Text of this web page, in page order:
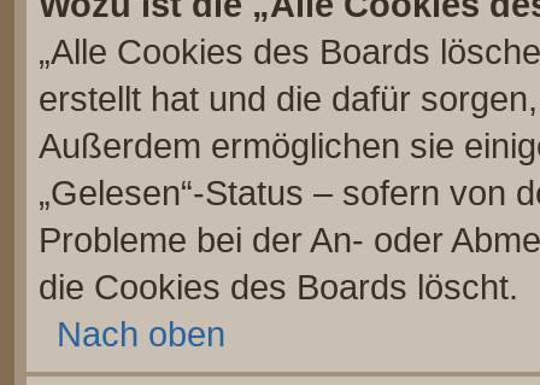
„Alle Cookies des Boards
erstellt hat und die dafür
Außerdem ermöglichen sie
„Gelesen“-Status – sofern von
Probleme bei der An- oder
die Cookies des Boards löscht.
Nach oben